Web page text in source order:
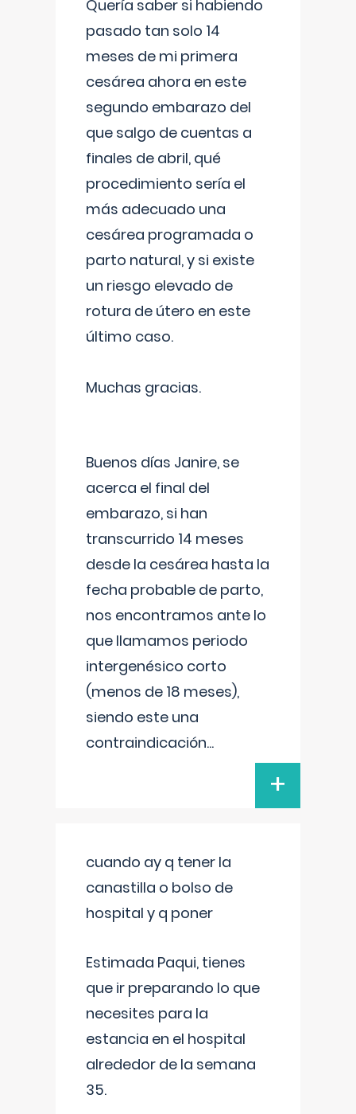
Quería saber si habiendo
pasado tan solo 14
meses de mi primera
cesárea ahora en este
segundo embarazo del
que salgo de cuentas a
finales de abril, qué
procedimiento sería el
más adecuado una
cesárea programada o
parto natural, y si existe
un riesgo elevado de
rotura de útero en este
último caso.
Muchas gracias.
Buenos días Janire, se
acerca el final del
embarazo, si han
transcurrido 14 meses
desde la cesárea hasta la
fecha probable de parto,
nos encontramos ante lo
que llamamos periodo
intergenésico corto
(menos de 18 meses),
siendo este una
contraindicación...
+
cuando ay q tener la
canastilla o bolso de
hospital y q poner
Estimada Paqui, tienes
que ir preparando lo que
necesites para la
estancia en el hospital
alrededor de la semana
35.